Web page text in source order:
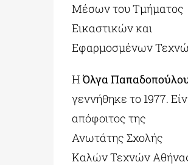
Μέσων του Τμήματος
Εικαστικών και
Εφαρμοσμένων
Η Όλγα
γεννήθηκε το 1977.
απόφοιτος της
Ανωτάτης Σχολής
Καλών Τεχνών